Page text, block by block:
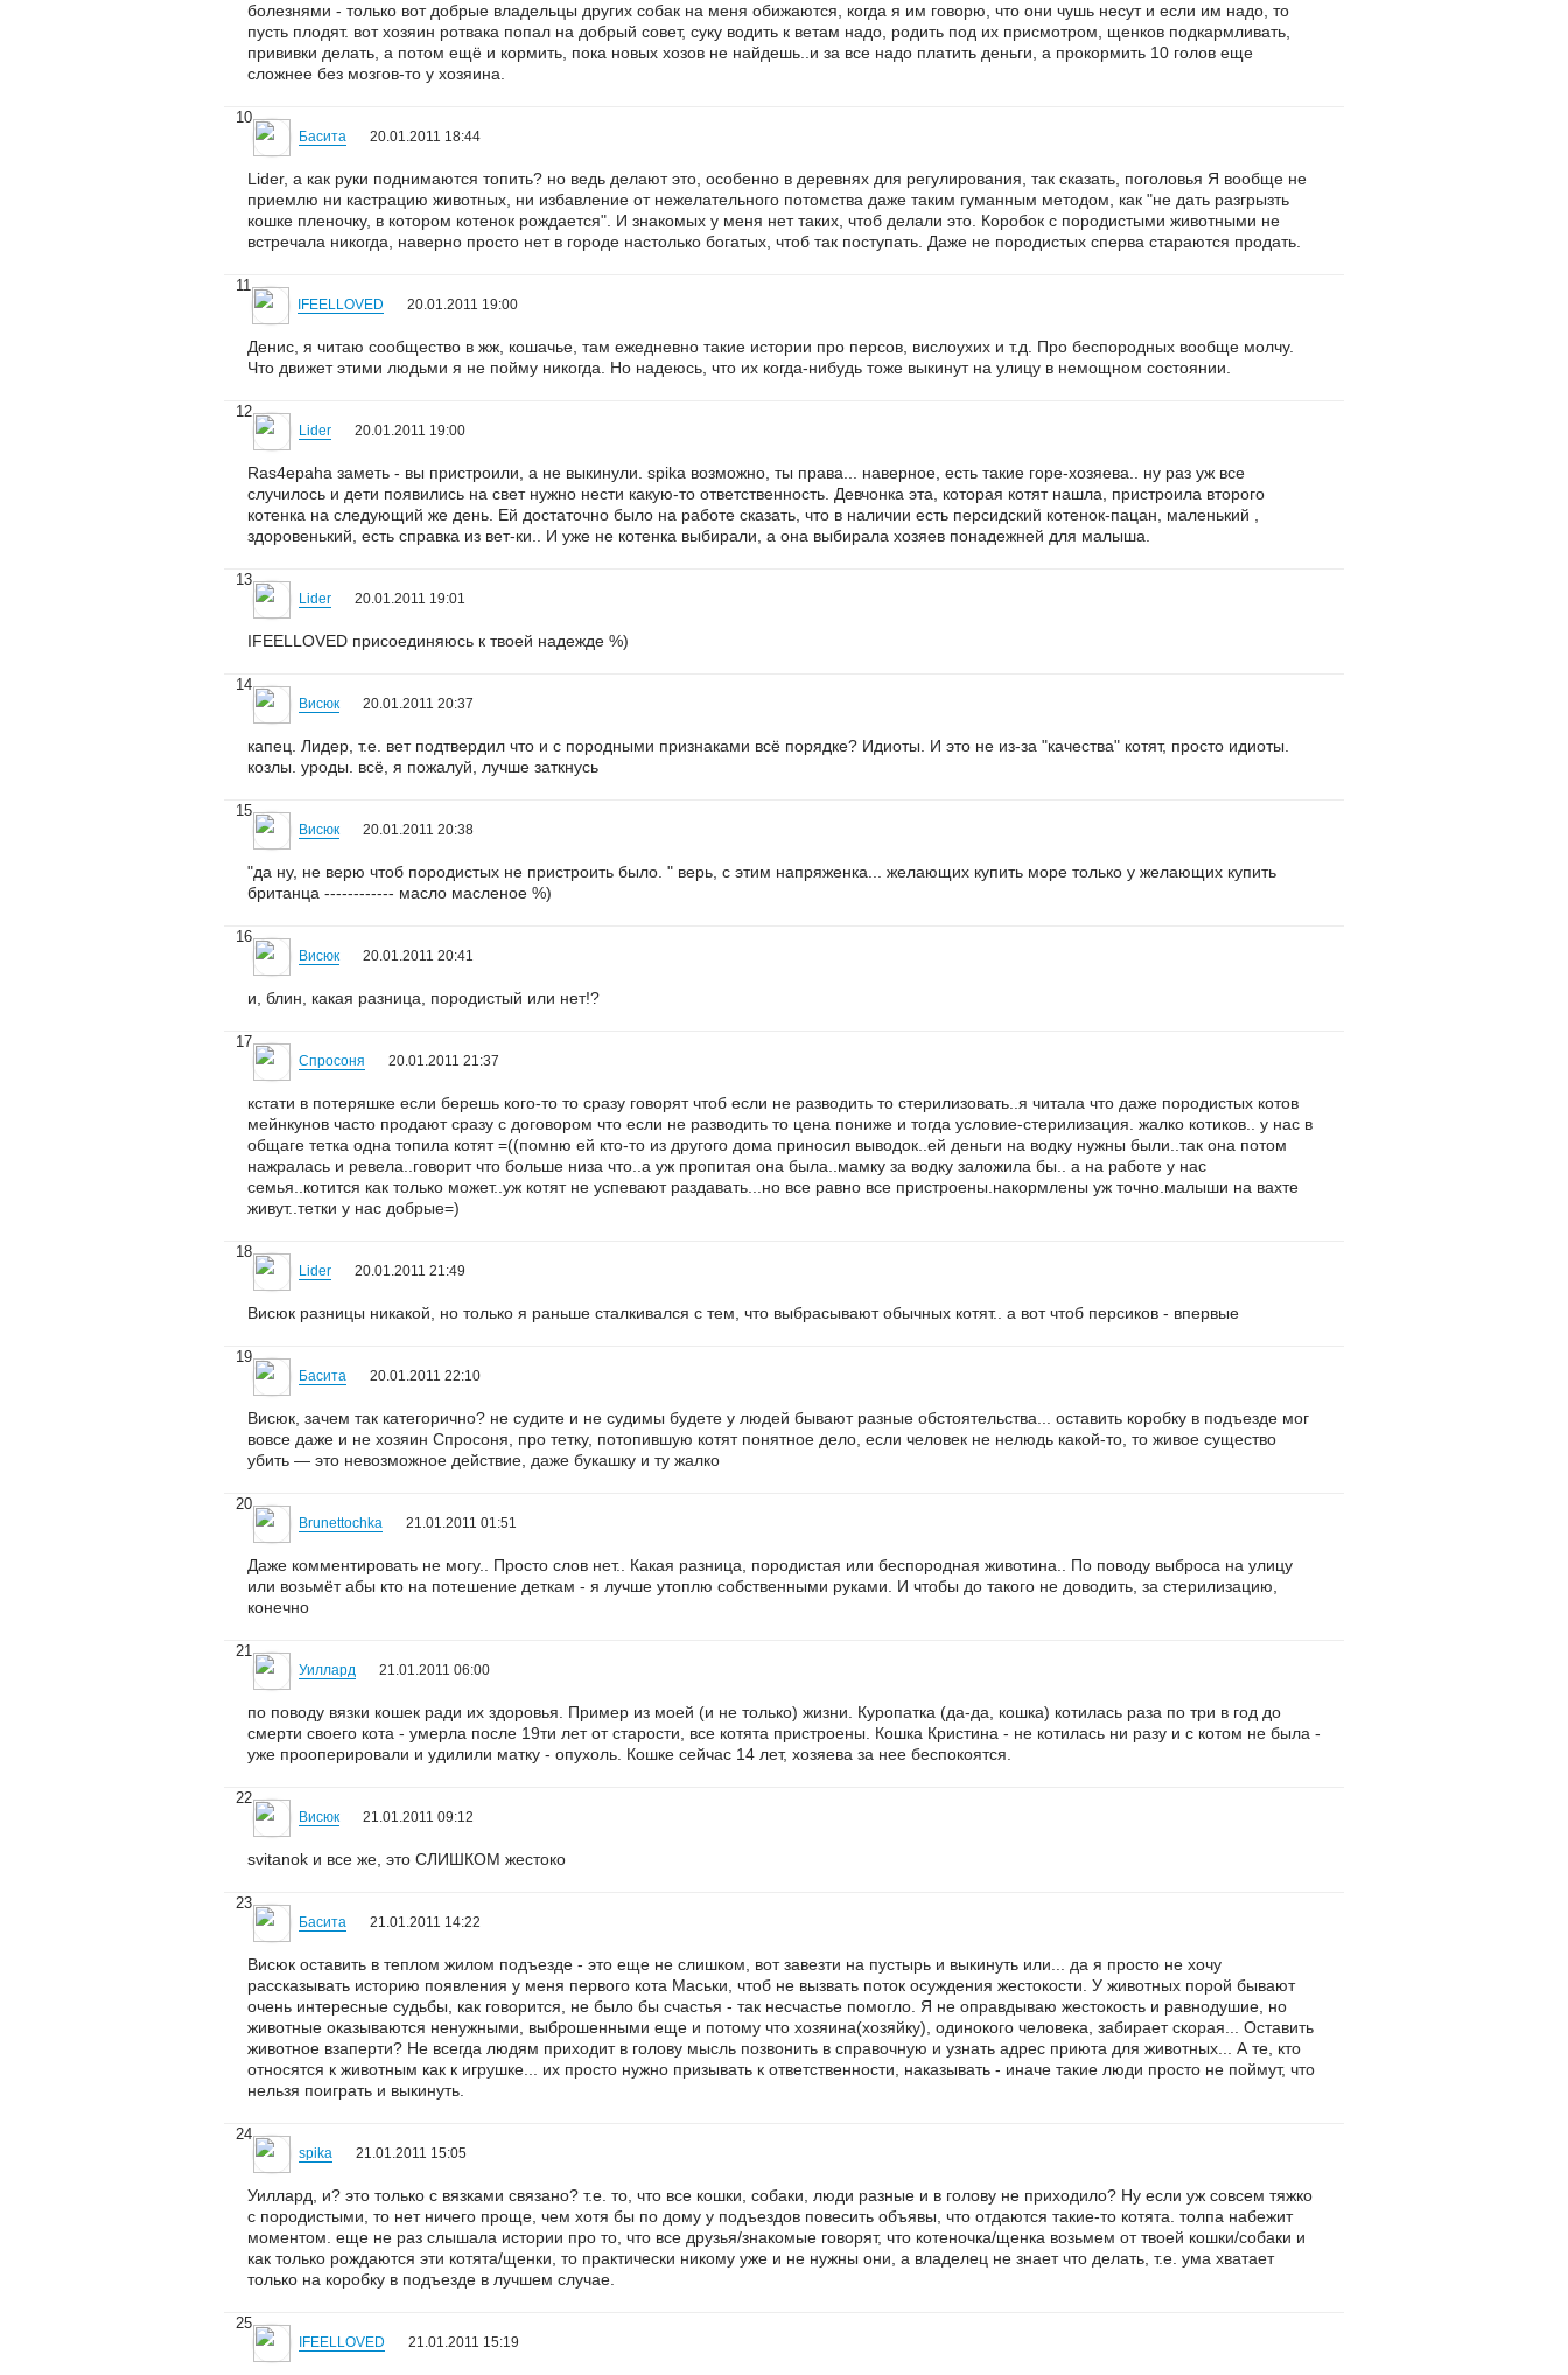
болезнями - только вот добрые владельцы других собак на меня обижаются, когда я им говорю, что они чушь несут и если им надо, то
пусть плодят. вот хозяин ротвака попал на добрый совет, суку водить к ветам надо, родить под их присмотром, щенков подкармливать,
прививки делать, а потом ещё и кормить, пока новых хозов не найдешь..и за все надо платить деньги, а прокормить 10 голов еще
сложнее без мозгов-то у хозяина.
10
Басита 20.01.2011 18:44
Lider, а как руки поднимаются топить? но ведь делают это, особенно в деревнях для регулирования, так сказать, поголовья Я вообще не
приемлю ни кастрацию животных, ни избавление от нежелательного потомства даже таким гуманным методом, как "не дать разгрызть
кошке пленочку, в котором котенок рождается". И знакомых у меня нет таких, чтоб делали это. Коробок с породистыми животными не
встречала никогда, наверно просто нет в городе настолько богатых, чтоб так поступать. Даже не породистых сперва стараются продать.
11
IFEELLOVED 20.01.2011 19:00
Денис, я читаю сообщество в жж, кошачье, там ежедневно такие истории про персов, вислоухих и т.д. Про беспородных вообще молчу.
Что движет этими людьми я не пойму никогда. Но надеюсь, что их когда-нибудь тоже выкинут на улицу в немощном состоянии.
12
Lider 20.01.2011 19:00
Ras4epaha заметь - вы пристроили, а не выкинули. spika возможно, ты права... наверное, есть такие горе-хозяева.. ну раз уж все
случилось и дети появились на свет нужно нести какую-то ответственность. Девчонка эта, которая котят нашла, пристроила второго
котенка на следующий же день. Ей достаточно было на работе сказать, что в наличии есть персидский котенок-пацан, маленький ,
здоровенький, есть справка из вет-ки.. И уже не котенка выбирали, а она выбирала хозяев понадежней для малыша.
13
Lider 20.01.2011 19:01
IFEELLOVED присоединяюсь к твоей надежде %)
14
Висюк 20.01.2011 20:37
капец. Лидер, т.е. вет подтвердил что и с породными признаками всё порядке? Идиоты. И это не из-за "качества" котят, просто идиоты.
козлы. уроды. всё, я пожалуй, лучше заткнусь
15
Висюк 20.01.2011 20:38
"да ну, не верю чтоб породистых не пристроить было. " верь, с этим напряженка... желающих купить море только у желающих купить
британца ------------ масло масленое %)
16
Висюк 20.01.2011 20:41
и, блин, какая разница, породистый или нет!?
17
Спросоня 20.01.2011 21:37
кстати в потеряшке если берешь кого-то то сразу говорят чтоб если не разводить то стерилизовать..я читала что даже породистых котов
мейнкунов часто продают сразу с договором что если не разводить то цена пониже и тогда условие-стерилизация. жалко котиков.. у нас в
общаге тетка одна топила котят =((помню ей кто-то из другого дома приносил выводок..ей деньги на водку нужны были..так она потом
нажралась и ревела..говорит что больше низа что..а уж пропитая она была..мамку за водку заложила бы.. а на работе у нас
семья..котится как только может..уж котят не успевают раздавать...но все равно все пристроены.накормлены уж точно.малыши на вахте
живут..тетки у нас добрые=)
18
Lider 20.01.2011 21:49
Висюк разницы никакой, но только я раньше сталкивался с тем, что выбрасывают обычных котят.. а вот чтоб персиков - впервые
19
Басита 20.01.2011 22:10
Висюк, зачем так категорично? не судите и не судимы будете у людей бывают разные обстоятельства... оставить коробку в подъезде мог
вовсе даже и не хозяин Спросоня, про тетку, потопившую котят понятное дело, если человек не нелюдь какой-то, то живое существо
убить — это невозможное действие, даже букашку и ту жалко
20
Brunettochka 21.01.2011 01:51
Даже комментировать не могу.. Просто слов нет.. Какая разница, породистая или беспородная животина.. По поводу выброса на улицу
или возьмёт абы кто на потешение деткам - я лучше утоплю собственными руками. И чтобы до такого не доводить, за стерилизацию,
конечно
21
Уиллард 21.01.2011 06:00
по поводу вязки кошек ради их здоровья. Пример из моей (и не только) жизни. Куропатка (да-да, кошка) котилась раза по три в год до
смерти своего кота - умерла после 19ти лет от старости, все котята пристроены. Кошка Кристина - не котилась ни разу и с котом не была -
уже прооперировали и удилили матку - опухоль. Кошке сейчас 14 лет, хозяева за нее беспокоятся.
22
Висюк 21.01.2011 09:12
svitanok и все же, это СЛИШКОМ жестоко
23
Басита 21.01.2011 14:22
Висюк оставить в теплом жилом подъезде - это еще не слишком, вот завезти на пустырь и выкинуть или... да я просто не хочу
рассказывать историю появления у меня первого кота Маськи, чтоб не вызвать поток осуждения жестокости. У животных порой бывают
очень интересные судьбы, как говорится, не было бы счастья - так несчастье помогло. Я не оправдываю жестокость и равнодушие, но
животные оказываются ненужными, выброшенными еще и потому что хозяина(хозяйку), одинокого человека, забирает скорая... Оставить
животное взаперти? Не всегда людям приходит в голову мысль позвонить в справочную и узнать адрес приюта для животных... А те, кто
относятся к животным как к игрушке... их просто нужно призывать к ответственности, наказывать - иначе такие люди просто не поймут, что
нельзя поиграть и выкинуть.
24
spika 21.01.2011 15:05
Уиллард, и? это только с вязками связано? т.е. то, что все кошки, собаки, люди разные и в голову не приходило? Ну если уж совсем тяжко
с породистыми, то нет ничего проще, чем хотя бы по дому у подъездов повесить объявы, что отдаются такие-то котята. толпа набежит
моментом. еще не раз слышала истории про то, что все друзья/знакомые говорят, что котеночка/щенка возьмем от твоей кошки/собаки и
как только рождаются эти котята/щенки, то практически никому уже и не нужны они, а владелец не знает что делать, т.е. ума хватает
только на коробку в подъезде в лучшем случае.
25
IFEELLOVED 21.01.2011 15:19